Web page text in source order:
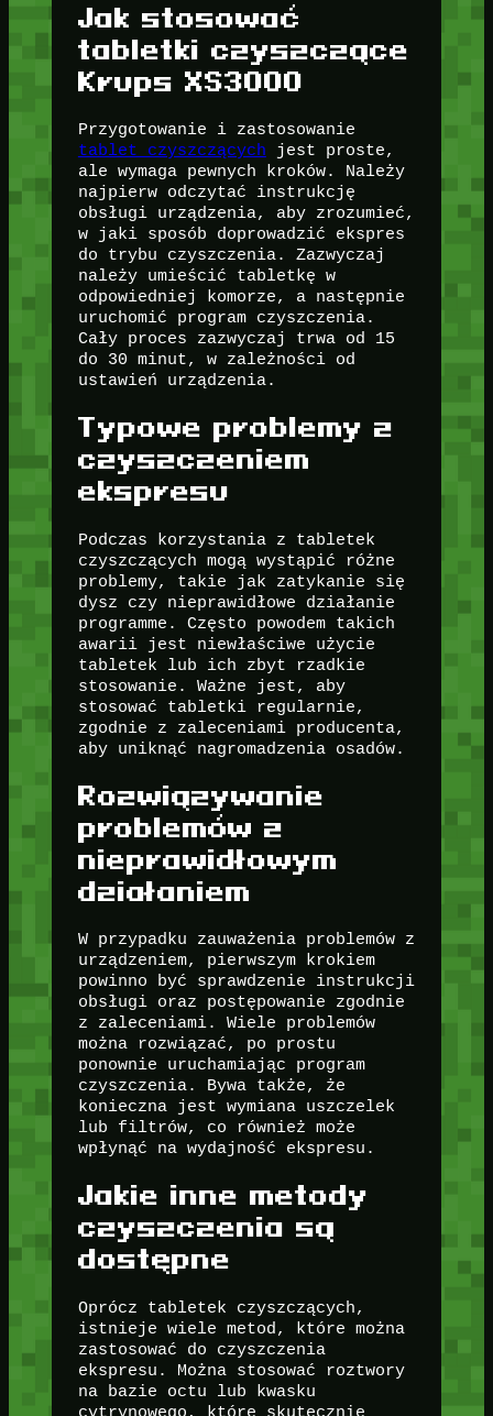
Jak stosować
tabletki czyszczące
Krups XS3000
Przygotowanie i zastosowanie
tablet czyszczących jest proste,
ale wymaga pewnych kroków. Należy
najpierw odczytać instrukcję
obsługi urządzenia, aby zrozumieć,
w jaki sposób doprowadzić ekspres
do trybu czyszczenia. Zazwyczaj
należy umieścić tabletkę w
odpowiedniej komorze, a następnie
uruchomić program czyszczenia.
Cały proces zazwyczaj trwa od 15
do 30 minut, w zależności od
ustawień urządzenia.
Typowe problemy z
czyszczeniem
ekspresu
Podczas korzystania z tabletek
czyszczących mogą wystąpić różne
problemy, takie jak zatykanie się
dysz czy nieprawidłowe działanie
programme. Często powodem takich
awarii jest niewłaściwe użycie
tabletek lub ich zbyt rzadkie
stosowanie. Ważne jest, aby
stosować tabletki regularnie,
zgodnie z zaleceniami producenta,
aby uniknąć nagromadzenia osadów.
Rozwiązywanie
problemów z
nieprawidłowym
działaniem
W przypadku zauważenia problemów z
urządzeniem, pierwszym krokiem
powinno być sprawdzenie instrukcji
obsługi oraz postępowanie zgodnie
z zaleceniami. Wiele problemów
można rozwiązać, po prostu
ponownie uruchamiając program
czyszczenia. Bywa także, że
konieczna jest wymiana uszczelek
lub filtrów, co również może
wpłynąć na wydajność ekspresu.
Jakie inne metody
czyszczenia są
dostępne
Oprócz tabletek czyszczących,
istnieje wiele metod, które można
zastosować do czyszczenia
ekspresu. Można stosować roztwory
na bazie octu lub kwasku
cytrynowego, które skutecznie